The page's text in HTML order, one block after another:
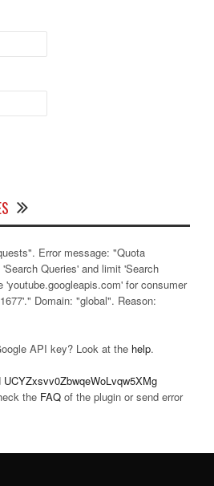
Error message: "Quota
Queries' and limit 'Search
'youtube.googleapis.com' for consumer
Domain: "global". Reason:
API key? Look at the help.
UCYZxsvv0ZbwqeWoLvqw5XMg
the FAQ of the plugin or send error